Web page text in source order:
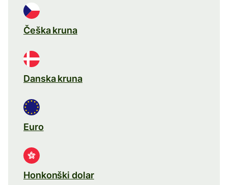
Češka kruna
Danska kruna
Euro
Honkonški dolar